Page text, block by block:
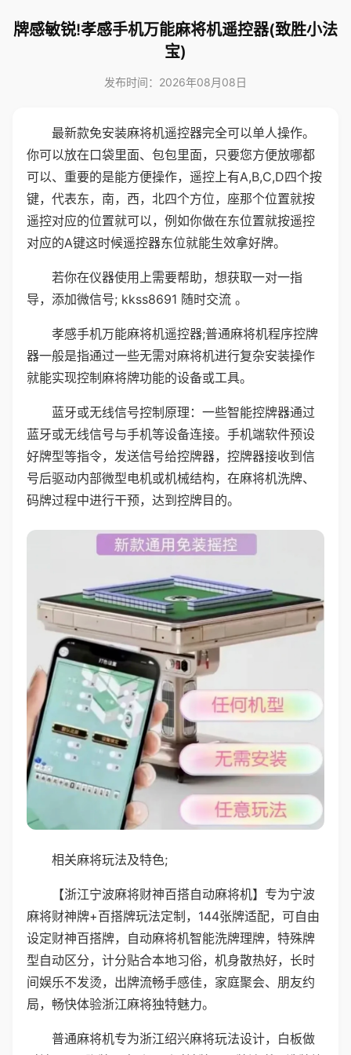
牌感敏锐!孝感手机万能麻将机遥控器(致胜小法
宝)
发布时间：2026年08月08日
最新款免安装麻将机遥控器完全可以单人操作。
你可以放在口袋里面、包包里面，只要您方便放哪都
可以、重要的是能方便操作，遥控上有A,B,C,D四个按
键，代表东，南，西，北四个方位，座那个位置就按
遥控对应的位置就可以，例如你做在东位置就按遥控
对应的A键这时候遥控器东位就能生效拿好牌。
若你在仪器使用上需要帮助，想获取一对一指
导，添加微信号; kkss8691 随时交流 。
孝感手机万能麻将机遥控器;普通麻将机程序控牌
器一般是指通过一些无需对麻将机进行复杂安装操作
就能实现控制麻将牌功能的设备或工具。
蓝牙或无线信号控制原理：一些智能控牌器通过
蓝牙或无线信号与手机等设备连接。手机端软件预设
好牌型等指令，发送信号给控牌器，控牌器接收到信
号后驱动内部微型电机或机械结构，在麻将机洗牌、
码牌过程中进行干预，达到控牌目的。
相关麻将玩法及特色;
【浙江宁波麻将财神百搭自动麻将机】专为宁波
麻将财神牌+百搭牌玩法定制，144张牌适配，可自由
设定财神百搭牌，自动麻将机智能洗牌理牌，特殊牌
型自动区分，计分贴合本地习俗，机身散热好，长时
间娱乐不发烫，出牌流畅手感佳，家庭聚会、朋友约
局，畅快体验浙江麻将独特魅力。
普通麻将机专为浙江绍兴麻将玩法设计，白板做